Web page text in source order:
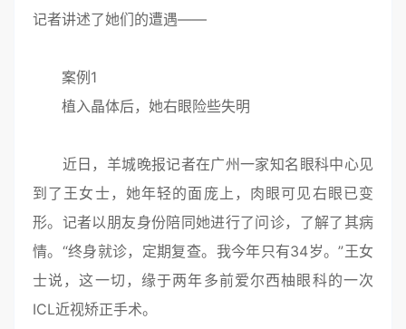
记者讲述了她们的遭遇——
案例1
植入晶体后，她右眼险些失明
近日，羊城晚报记者在广州一家知名眼科中心见
到了王女士，她年轻的面庞上，肉眼可见右眼已变
形。记者以朋友身份陪同她进行了问诊，了解了其病
情。“终身就诊，定期复查。我今年只有34岁。”王女
士说，这一切，缘于两年多前爱尔西柚眼科的一次
ICL近视矫正手术。